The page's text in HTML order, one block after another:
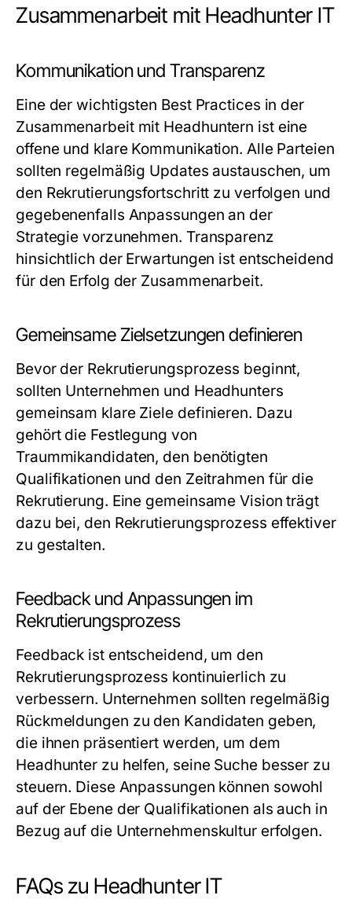
Zusammenarbeit mit Headhunter IT
Kommunikation und Transparenz
Eine der wichtigsten Best Practices in der
Zusammenarbeit mit Headhuntern ist eine
offene und klare Kommunikation. Alle Parteien
sollten regelmäßig Updates austauschen, um
den Rekrutierungsfortschritt zu verfolgen und
gegebenenfalls Anpassungen an der
Strategie vorzunehmen. Transparenz
hinsichtlich der Erwartungen ist entscheidend
für den Erfolg der Zusammenarbeit.
Gemeinsame Zielsetzungen definieren
Bevor der Rekrutierungsprozess beginnt,
sollten Unternehmen und Headhunters
gemeinsam klare Ziele definieren. Dazu
gehört die Festlegung von
Traummikandidaten, den benötigten
Qualifikationen und den Zeitrahmen für die
Rekrutierung. Eine gemeinsame Vision trägt
dazu bei, den Rekrutierungsprozess effektiver
zu gestalten.
Feedback und Anpassungen im
Rekrutierungsprozess
Feedback ist entscheidend, um den
Rekrutierungsprozess kontinuierlich zu
verbessern. Unternehmen sollten regelmäßig
Rückmeldungen zu den Kandidaten geben,
die ihnen präsentiert werden, um dem
Headhunter zu helfen, seine Suche besser zu
steuern. Diese Anpassungen können sowohl
auf der Ebene der Qualifikationen als auch in
Bezug auf die Unternehmenskultur erfolgen.
FAQs zu Headhunter IT